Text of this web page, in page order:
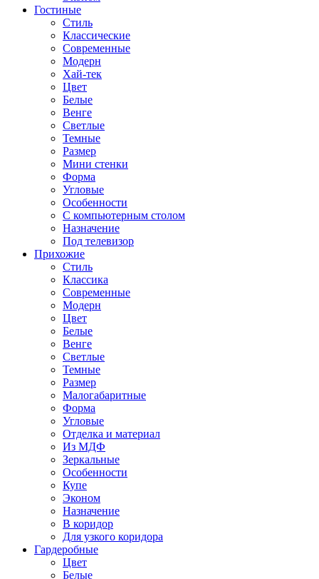
Гостиные
Стиль
Классические
Современные
Модерн
Хай-тек
Цвет
Белые
Венге
Светлые
Темные
Размер
Мини стенки
Форма
Угловые
Особенности
С компьютерным столом
Назначение
Под телевизор
Прихожие
Стиль
Классика
Современные
Модерн
Цвет
Белые
Венге
Светлые
Темные
Размер
Малогабаритные
Форма
Угловые
Отделка и материал
Из МДФ
Зеркальные
Особенности
Купе
Эконом
Назначение
В коридор
Для узкого коридора
Гардеробные
Цвет
Белые